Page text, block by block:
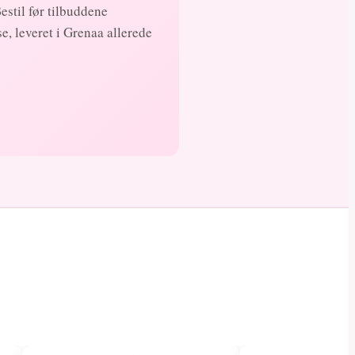
før tilbuddene
leveret i Grenaa allerede